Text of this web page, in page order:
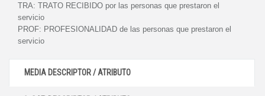
TRA: TRATO RECIBIDO por las personas que prestaron el
servicio
PROF: PROFESIONALIDAD de las personas que prestaron el
servicio
MEDIA DESCRIPTOR / ATRIBUTO